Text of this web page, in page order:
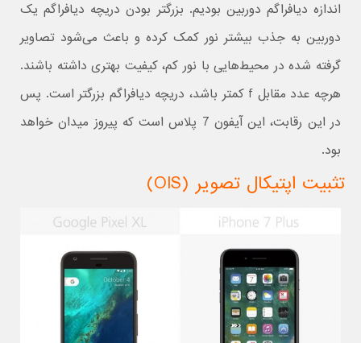
اندازه دیافراگم دوربین بودیم. بزرگتر بودن دریچه دیافراگم یک
دوربین به جذب بیشتر نور کمک کرده و باعث می‌شود تصاویر
گرفته شده در محیط‌هایی با نور کم، کیفیت بهتری داشته باشند.
هرچه عدد مقابل f کمتر باشد، دریچه دیافراگم بزرگتر است. پس
در این رقابت، این آیفون 7 پلاس است که پیروز میدان خواهد
بود.
تثبیت اپتیکال تصویر (OIS)